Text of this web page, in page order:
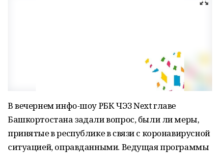
В вечернем инфо-шоу РБК ЧЭЗ Next главе
Башкортостана задали вопрос, были ли меры,
принятые в республике в связи с коронавирусной
ситуацией, оправданными. Ведущая программы